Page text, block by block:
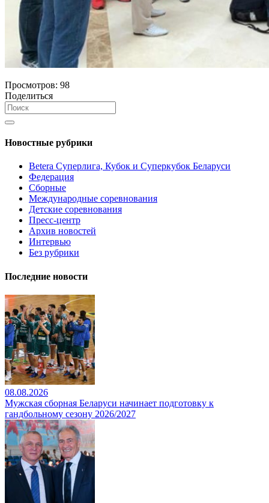
Просмотров: 98
Поделиться
Новостные рубрики
Betera Суперлига, Кубок и Суперкубок Беларуси
Федерация
Сборные
Международные соревнования
Детские соревнования
Пресс-центр
Архив новостей
Интервью
Без рубрики
Последние новости
08.08.2026
Мужская сборная Беларуси начинает подготовку к
гандбольному сезону 2026/2027